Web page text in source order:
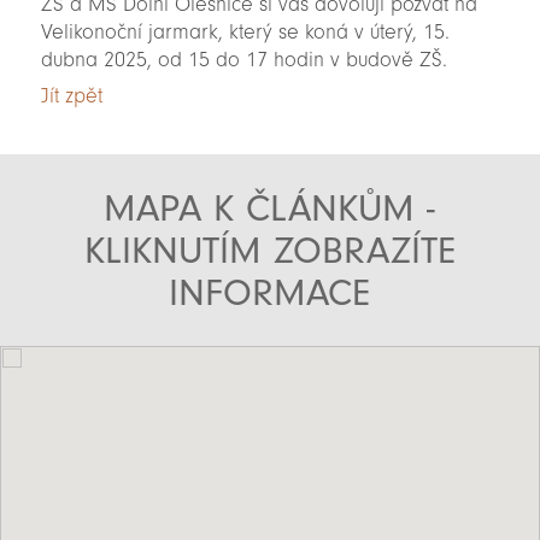
Velikonoční jarmark, který se koná v úterý, 15.
dubna 2025, od 15 do 17 hodin v budově ZŠ.
Jít zpět
MAPA K ČLÁNKŮM -
KLIKNUTÍM ZOBRAZÍTE
INFORMACE